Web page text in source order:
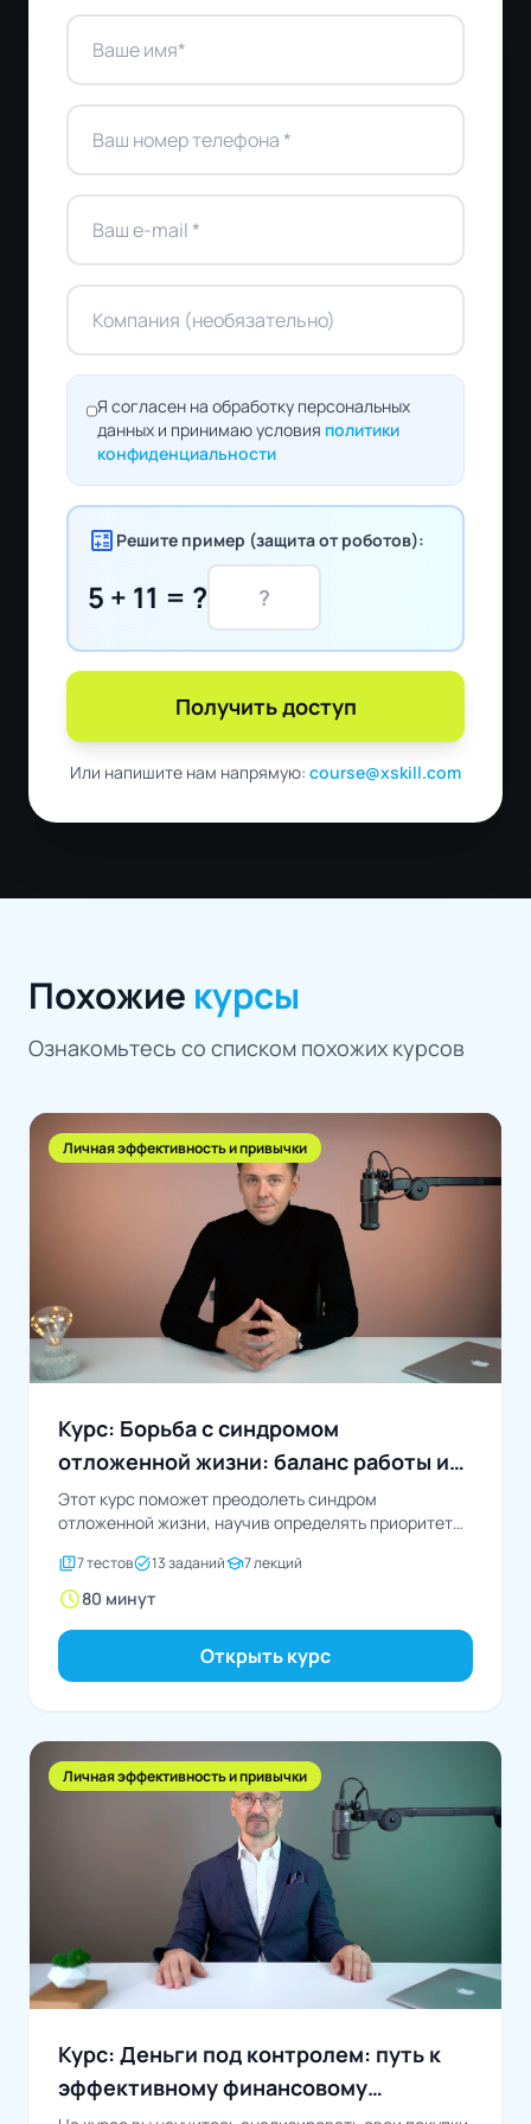
Я согласен на обработку персональных
данных и принимаю условия политики
конфиденциальности
calculate Решите пример (защита от роботов):
5 + 11 = ?
Получить доступ
Или напишите нам напрямую: course@xskill.com
Похожие курсы
Ознакомьтесь со списком похожих курсов
Личная эффективность и привычки
Курс: Борьба с синдромом
отложенной жизни: баланс работы и
личных целей
Этот курс поможет преодолеть синдром
отложенной жизни, научив определять приоритеты,
quiz7 тестовtask_alt13 заданийschool7 лекций
schedule80 минут
Открыть курс
Личная эффективность и привычки
Курс: Деньги под контролем: путь к
эффективному финансовому